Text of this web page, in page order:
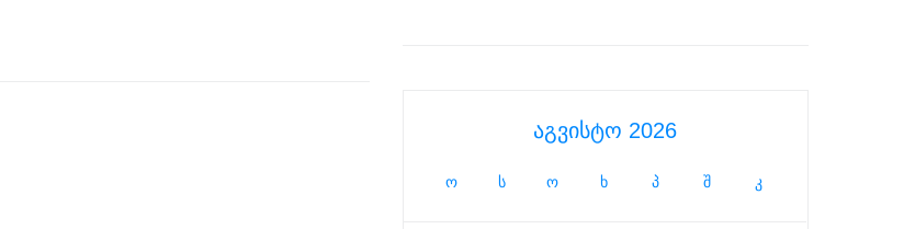
აგვისტო 2026
ო ს ო ხ პ შ კ